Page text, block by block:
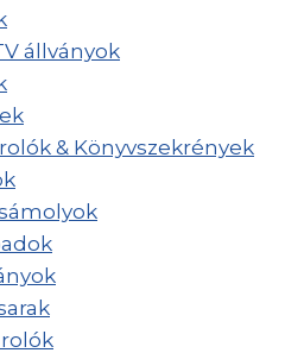
állványok
& Könyvszekrények